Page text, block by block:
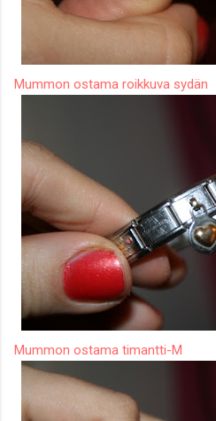
Mummon ostama roikkuva sydän
Mummon ostama timantti-M